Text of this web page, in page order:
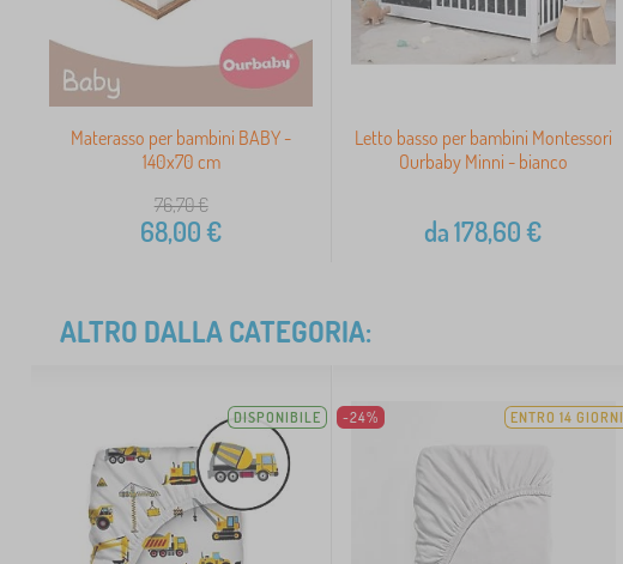
Materasso per bambini BABY -
140x70 cm
76,70€
68,00€
Letto basso per bambini Montessori
Ourbaby Minni - bianco
da178,60€
ALTRO DALLA CATEGORIA:
DISPONIBILE -24% ENTRO 14 GIORNI